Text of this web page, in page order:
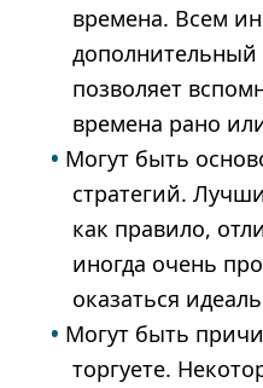
времена. Всем
позволяет
времена рано
Могут быть
стратегий.
как правило,
иногда очень
оказаться
Могут быть
торгуете.